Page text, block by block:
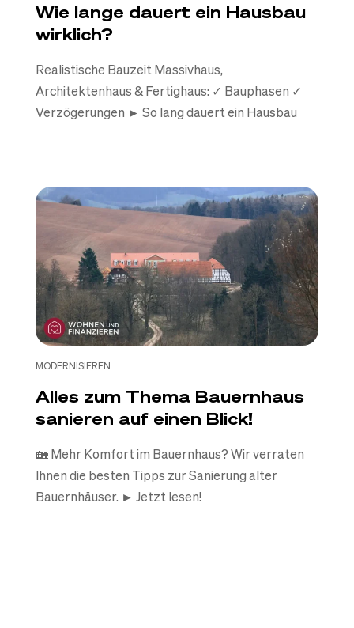
Wie lange dauert ein Hausbau
wirklich?
Realistische Bauzeit Massivhaus,
Architektenhaus & Fertighaus: ✓ Bauphasen ✓
Verzögerungen ► So lang dauert ein Hausbau
MODERNISIEREN
Alles zum Thema Bauernhaus
sanieren auf einen Blick!
🏡 Mehr Komfort im Bauernhaus? Wir verraten
Ihnen die besten Tipps zur Sanierung alter
Bauernhäuser. ► Jetzt lesen!